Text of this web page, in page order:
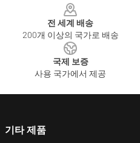
전 세계 배송
200개 이상의 국가로 배송
국제 보증
사용 국가에서 제공
기타 제품